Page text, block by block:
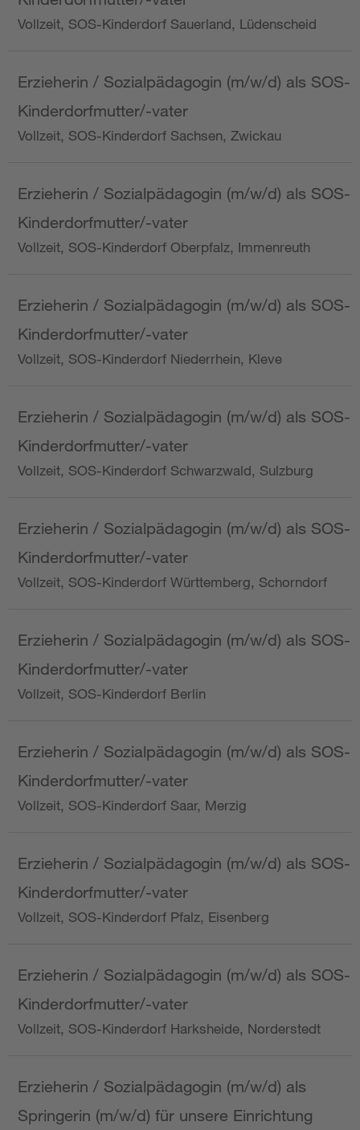
Vollzeit, SOS-Kinderdorf Sauerland, Lüdenscheid
Erzieherin / Sozialpädagogin (m/w/d) als SOS-
Kinderdorfmutter/-vater
Vollzeit, SOS-Kinderdorf Sachsen, Zwickau
Erzieherin / Sozialpädagogin (m/w/d) als SOS-
Kinderdorfmutter/-vater
Vollzeit, SOS-Kinderdorf Oberpfalz, Immenreuth
Erzieherin / Sozialpädagogin (m/w/d) als SOS-
Kinderdorfmutter/-vater
Vollzeit, SOS-Kinderdorf Niederrhein, Kleve
Erzieherin / Sozialpädagogin (m/w/d) als SOS-
Kinderdorfmutter/-vater
Vollzeit, SOS-Kinderdorf Schwarzwald, Sulzburg
Erzieherin / Sozialpädagogin (m/w/d) als SOS-
Kinderdorfmutter/-vater
Vollzeit, SOS-Kinderdorf Württemberg, Schorndorf
Erzieherin / Sozialpädagogin (m/w/d) als SOS-
Kinderdorfmutter/-vater
Vollzeit, SOS-Kinderdorf Berlin
Erzieherin / Sozialpädagogin (m/w/d) als SOS-
Kinderdorfmutter/-vater
Vollzeit, SOS-Kinderdorf Saar, Merzig
Erzieherin / Sozialpädagogin (m/w/d) als SOS-
Kinderdorfmutter/-vater
Vollzeit, SOS-Kinderdorf Pfalz, Eisenberg
Erzieherin / Sozialpädagogin (m/w/d) als SOS-
Kinderdorfmutter/-vater
Vollzeit, SOS-Kinderdorf Harksheide, Norderstedt
Erzieherin / Sozialpädagogin (m/w/d) als
Springerin (m/w/d) für unsere Einrichtung